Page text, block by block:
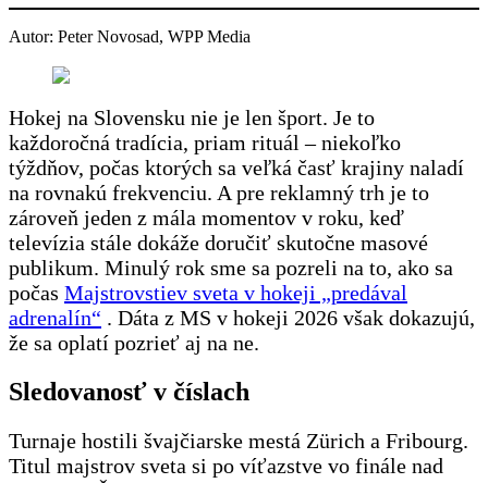
Autor: Peter Novosad, WPP Media
Hokej na Slovensku nie je len šport. Je to
každoročná tradícia, priam rituál – niekoľko
týždňov, počas ktorých sa veľká časť krajiny naladí
na rovnakú frekvenciu. A pre reklamný trh je to
zároveň jeden z mála momentov v roku, keď
televízia stále dokáže doručiť skutočne masové
publikum. Minulý rok sme sa pozreli na to, ako sa
počas Majstrovstiev sveta v hokeji „predával
adrenalín“ . Dáta z MS v hokeji 2026 však dokazujú,
že sa oplatí pozrieť aj na ne.
Sledovanosť v číslach
Turnaje hostili švajčiarske mestá Zürich a Fribourg.
Titul majstrov sveta si po víťazstve vo finále nad